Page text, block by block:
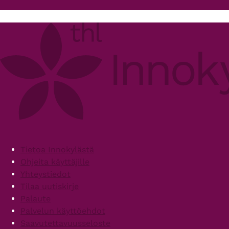
Primary
tabs
FooterTietoa Innokylästä
Ohjeita käyttäjille
Yhteystiedot
Tilaa uutiskirje
Palaute
Palvelun käyttöehdot
Saavutettavuusseloste